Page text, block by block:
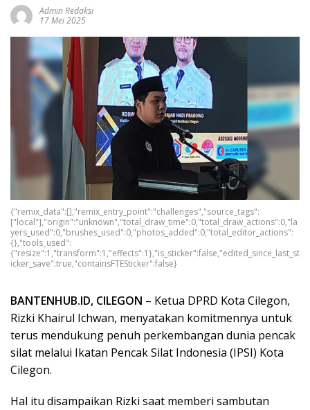
Admin Redaksi
17 Mei 2025
{"remix_data":[],"remix_entry_point":"challenges","source_tags":
["local"],"origin":"unknown","total_draw_time":0,"total_draw_actions":0,"la
yers_used":0,"brushes_used":0,"photos_added":0,"total_editor_actions":
{},"tools_used":
{"resize":1,"transform":1,"effects":1},"is_sticker":false,"edited_since_last_st
icker_save":true,"containsFTESticker":false}
BANTENHUB.ID, CILEGON – Ketua DPRD Kota Cilegon,
Rizki Khairul Ichwan, menyatakan komitmennya untuk
terus mendukung penuh perkembangan dunia pencak
silat melalui Ikatan Pencak Silat Indonesia (IPSI) Kota
Cilegon.
Hal itu disampaikan Rizki saat memberi sambutan